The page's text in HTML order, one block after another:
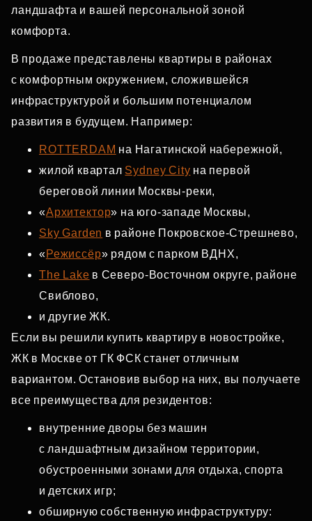
ландшафта и вашей персональной зоной
комфорта.
В продаже представлены квартиры в районах
с комфортным окружением, сложившейся
инфраструктурой и большим потенциалом
развития в будущем. Например:
ROTTERDAM на Нагатинской набережной,
жилой квартал Sydney City на первой
береговой линии Москвы‑реки,
«Архитектор» на юго‑западе Москвы,
Sky Garden в районе Покровское‑Стрешнево,
«Режиссёр» рядом с парком ВДНХ,
The Lake в Северо‑Восточном округе, районе
Свиблово,
и другие ЖК.
Если вы решили купить квартиру в новостройке,
ЖК в Москве от ГК ФСК станет отличным
вариантом. Остановив выбор на них, вы получаете
все преимущества для резидентов:
внутренние дворы без машин
с ландшафтным дизайном территории,
обустроенными зонами для отдыха, спорта
и детских игр;
обширную собственную инфраструктуру: